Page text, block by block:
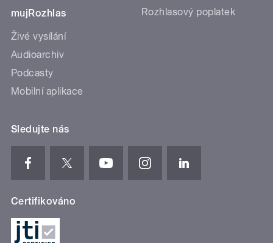
mujRozhlas
Živé vysílání
Audioarchiv
Podcasty
Mobilní aplikace
Rozhlasový poplatek
Sledujte nás
Certifikováno